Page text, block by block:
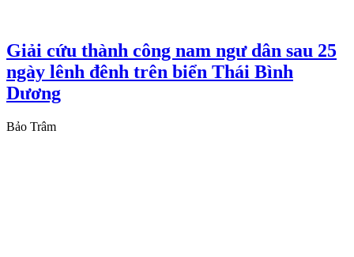
Giải cứu thành công nam ngư dân sau 25
ngày lênh đênh trên biển Thái Bình
Dương
Bảo Trâm